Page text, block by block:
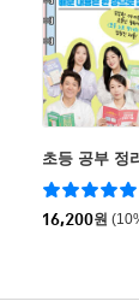
초등 공부 정
16,200원